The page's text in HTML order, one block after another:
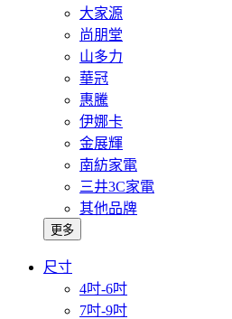
大家源
尚朋堂
山多力
華冠
惠騰
伊娜卡
金展輝
南紡家電
三井3C家電
其他品牌
更多
尺寸
4吋-6吋
7吋-9吋